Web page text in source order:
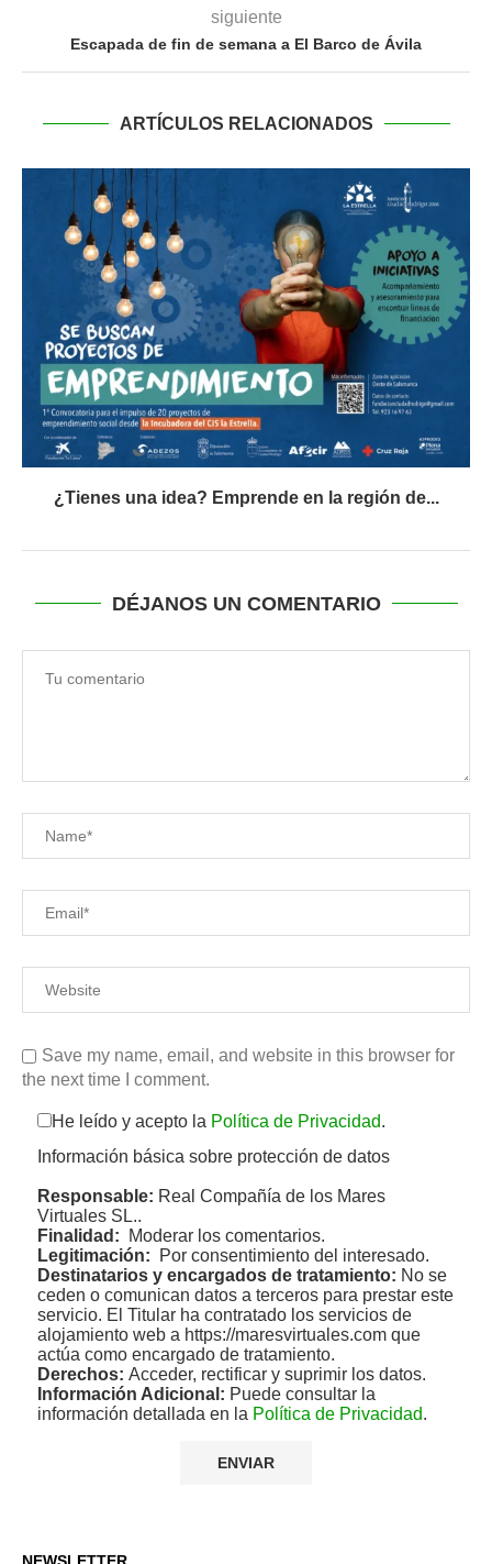
siguiente
Escapada de fin de semana a El Barco de Ávila
ARTÍCULOS RELACIONADOS
¿Tienes una idea? Emprende en la región de...
DÉJANOS UN COMENTARIO
Save my name, email, and website in this browser for
the next time I comment.
He leído y acepto la Política de Privacidad.
Información básica sobre protección de datos
Responsable: Real Compañía de los Mares
Virtuales SL..
Finalidad: Moderar los comentarios.
Legitimación: Por consentimiento del interesado.
Destinatarios y encargados de tratamiento: No se
ceden o comunican datos a terceros para prestar este
servicio. El Titular ha contratado los servicios de
alojamiento web a https://maresvirtuales.com que
actúa como encargado de tratamiento.
Derechos: Acceder, rectificar y suprimir los datos.
Información Adicional: Puede consultar la
información detallada en la Política de Privacidad.